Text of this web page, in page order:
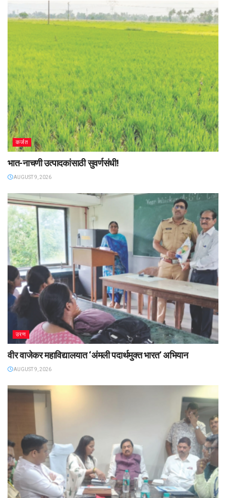
कर्जत
भात-नाचणी उत्पादकांसाठी सुवर्णसंधी!
AUGUST 9, 2026
उरण
वीर वाजेकर महाविद्यालयात ‌‘अंमली पदार्थमुक्त भारत’ अभियान
AUGUST 9, 2026